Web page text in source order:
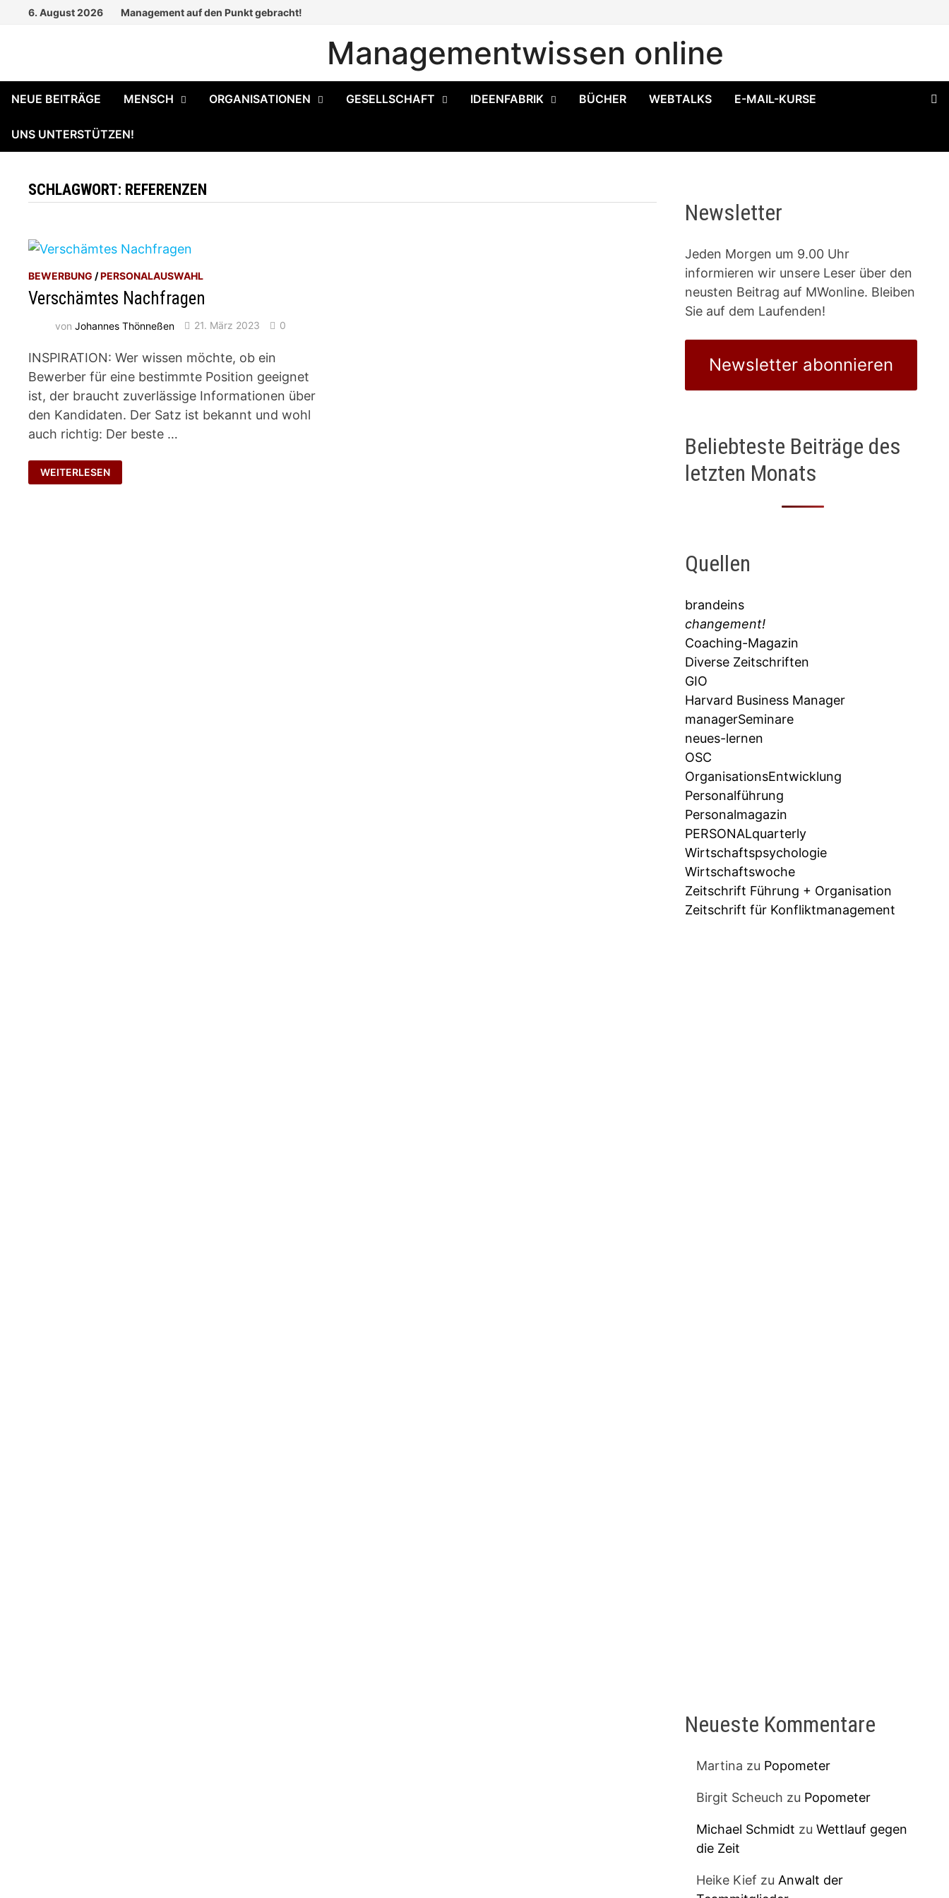
6. August 2026 Management auf den Punkt gebracht!
Managementwissen online
NEUE BEITRÄGE MENSCH ORGANISATIONEN GESELLSCHAFT IDEENFABRIK BÜCHER WEBTALKS E-MAIL-KURSE
UNS UNTERSTÜTZEN!
SCHLAGWORT: REFERENZEN
BEWERBUNG /PERSONALAUSWAHL
Verschämtes Nachfragen
vonJohannes Thönneßen 21. März 2023 0
INSPIRATION: Wer wissen möchte, ob ein
Bewerber für eine bestimmte Position geeignet
ist, der braucht zuverlässige Informationen über
den Kandidaten. Der Satz ist bekannt und wohl
auch richtig: Der beste …
VERSCHÄMTES
NACHFRAGEN
WEITERLESEN
Newsletter
Jeden Morgen um 9.00 Uhr
informieren wir unsere Leser über den
neusten Beitrag auf MWonline. Bleiben
Sie auf dem Laufenden!
Newsletter abonnieren
Beliebteste Beiträge des
letzten Monats
Quellen
brandeins
changement!
Coaching-Magazin
Diverse Zeitschriften
GIO
Harvard Business Manager
managerSeminare
neues-lernen
OSC
OrganisationsEntwicklung
Personalführung
Personalmagazin
PERSONALquarterly
Wirtschaftspsychologie
Wirtschaftswoche
Zeitschrift Führung + Organisation
Zeitschrift für Konfliktmanagement
Neueste Kommentare
Martina zu Popometer
Birgit Scheuch zu Popometer
Michael Schmidt zu Wettlauf gegen
die Zeit
Heike Kief zu Anwalt der